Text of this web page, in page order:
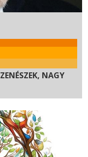
NAGY